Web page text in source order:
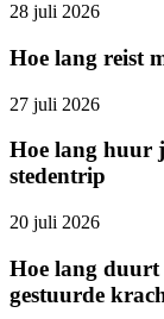
28 juli 2026
Hoe lang reist
27 juli 2026
Hoe lang huur
stedentrip
20 juli 2026
Hoe lang
gestuurde